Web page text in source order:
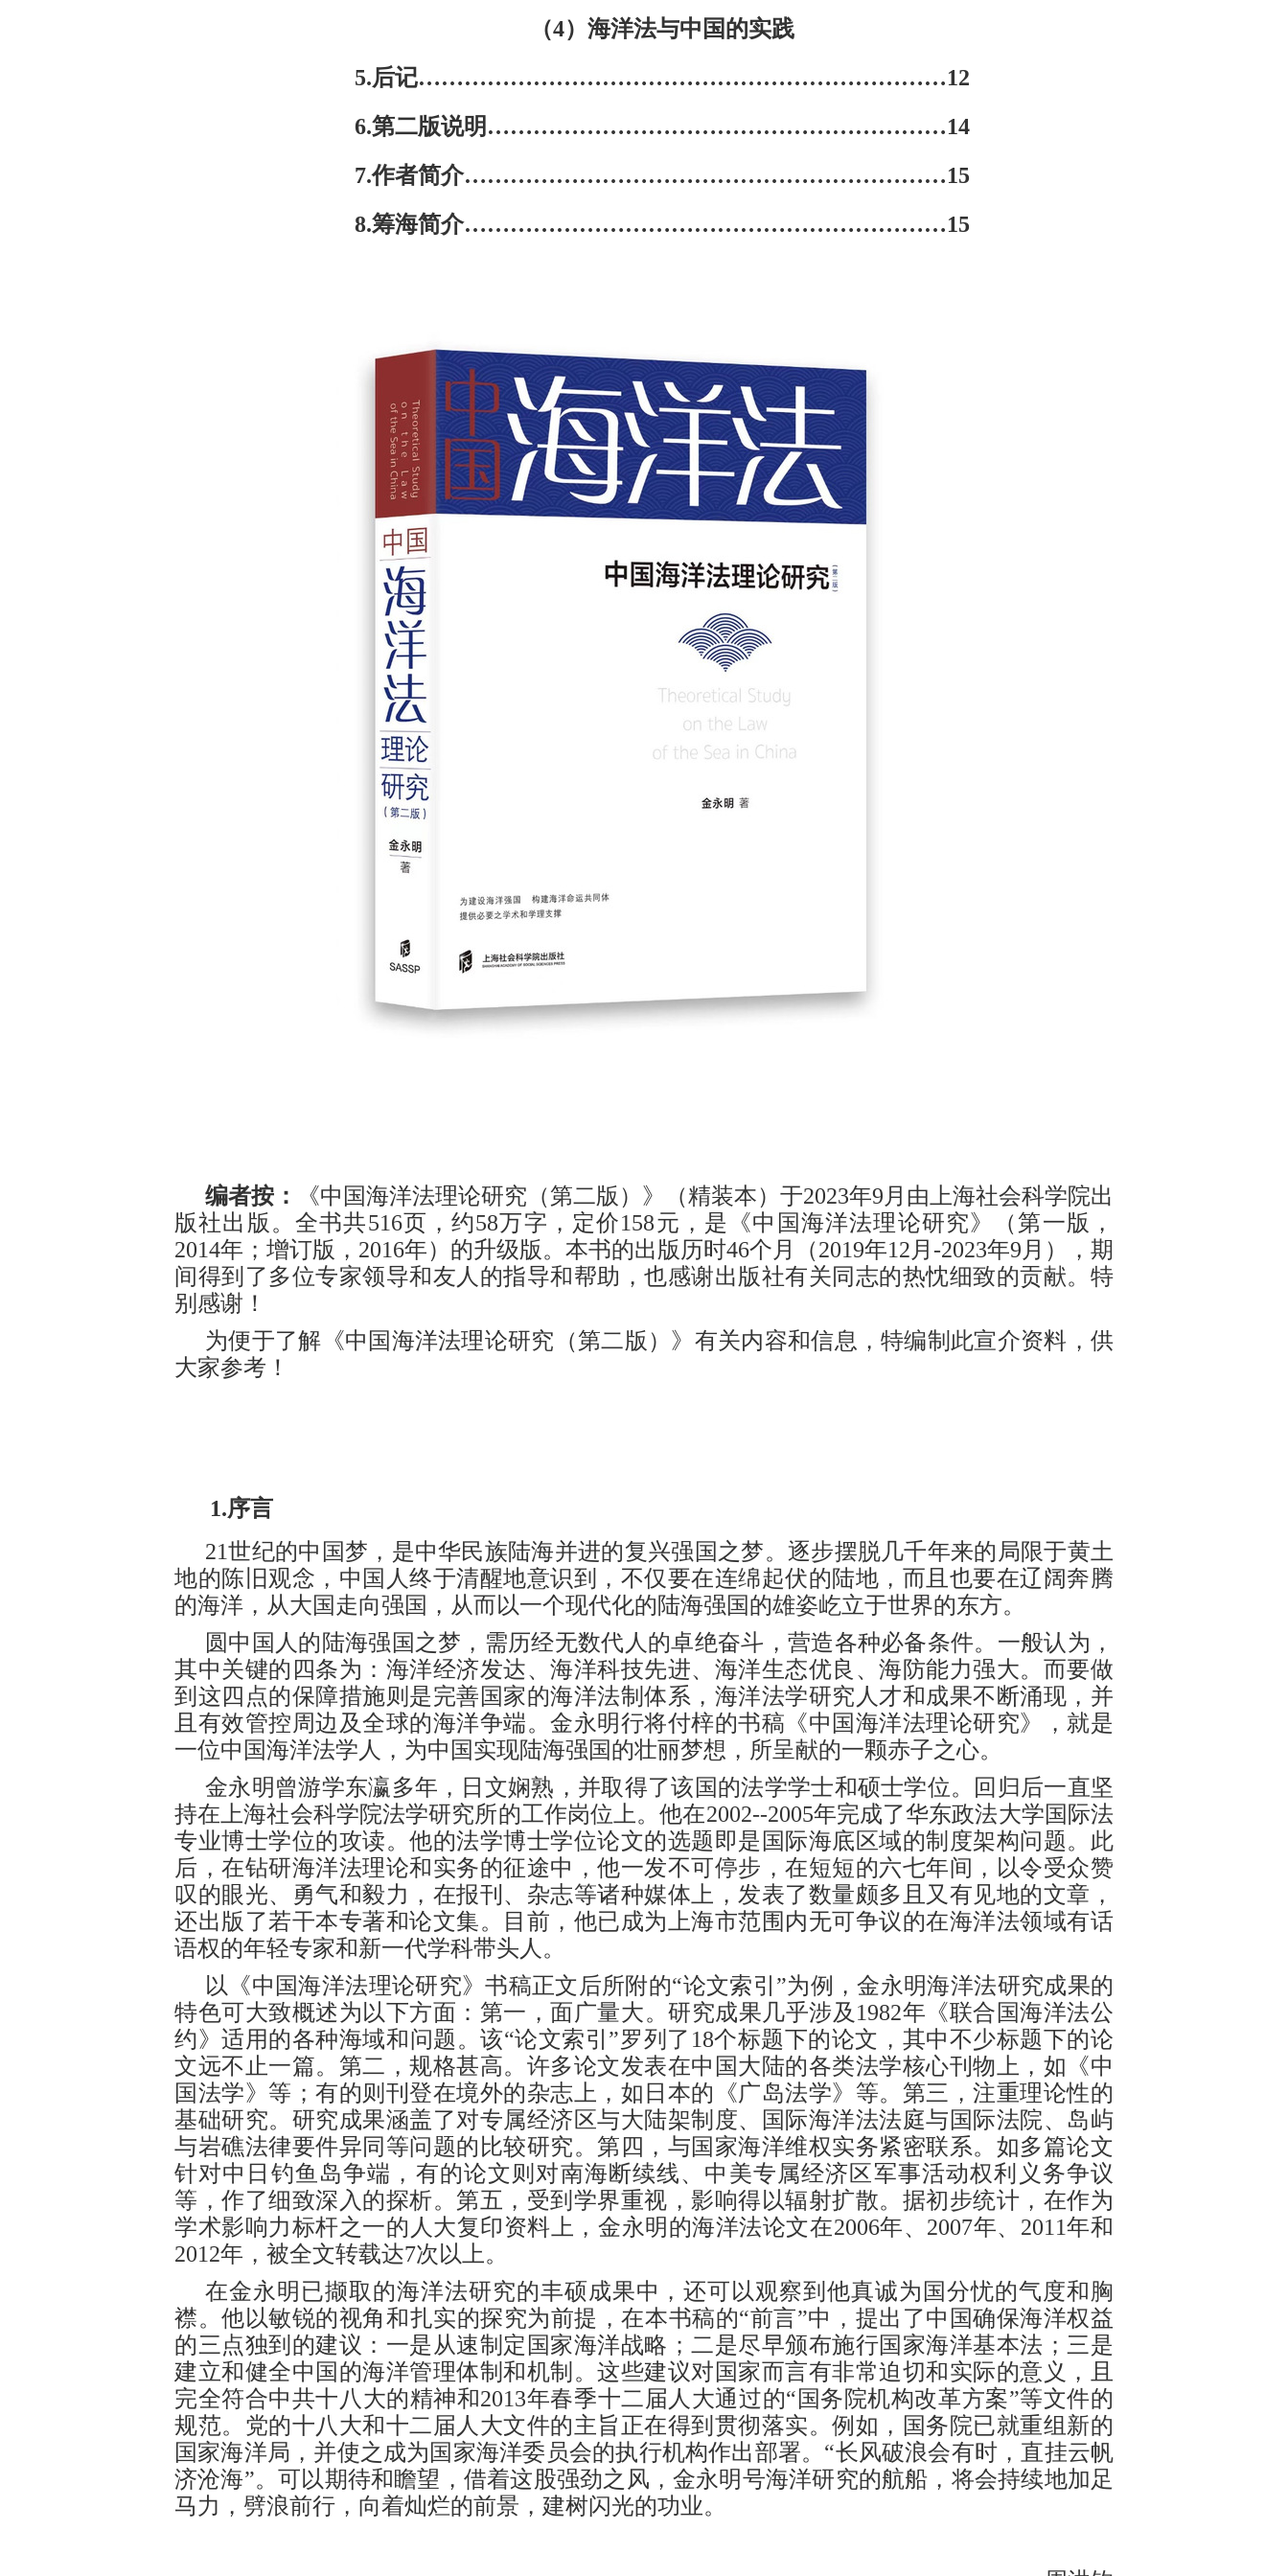
（4）海洋法与中国的实践
5.后记……………………………………………………………12
6.第二版说明 ……………………………………………………14
7.作者简介………………………………………………………15
8.筹海简介………………………………………………………15
编者按： 《中国海洋法理论研究（第二版）》（精装本）于2023年9月由上海社会科学院出
版社出版。全书共516页，约58万字，定价158元，是《中国海洋法理论研究》
（第一版，
2014年；增订版， 2016年）的升级版。本书的出版历时46个月（2019年12月 -2023年9月），期
间得到了多位专家领导和友人的指导和帮助，也感谢出版社有关同志的热忱细致的贡献。特
别感谢！
为便于了解《中国海洋法理论研究（第二版）》有关内容和信息，特编制此宣介资料，供
大家参考！
1.序言
21世纪的中国梦，是中华民族陆海并进的复兴强国之梦。逐步摆脱几千年来的局限于黄土
地的陈旧观念，中国人终于清醒地意识到，不仅要在连绵起伏的陆地，而且也要在辽阔奔腾
的海洋，从大国走向强国，从而以一个现代化的陆海强国的雄姿屹立于世界的东方。
圆中国人的陆海强国之梦，需历经无数代人的卓绝奋斗，营造各种必备条件。一般认为，
其中关键的四条为：海洋经济发达、海洋科技先进、海洋生态优良、海防能力强大。而要做
到这四点的保障措施则是完善国家的海洋法制体系，海洋法学研究人才和成果不断涌现，并
且有效管控周边及全球的海洋争端。金永明行将付梓的书稿《中国海洋法理论研究》，就是
一位中国海洋法学人，为中国实现陆海强国的壮丽梦想，所呈献的一颗赤子之心。
金永明曾游学东瀛多年，日文娴熟，并取得了该国的法学学士和硕士学位。回归后一直坚
持在上海社会科学院法学研究所的工作岗位上。他在2002--2005年完成了华东政法大学国际法
专业博士学位的攻读。他的法学博士学位论文的选题即是国际海底区域的制度架构问题。此
后，在钻研海洋法理论和实务的征途中，他一发不可停步，在短短的六七年间，以令受众赞
叹的眼光、勇气和毅力，在报刊、杂志等诸种媒体上，发表了数量颇多且又有见地的文章，
还出版了若干本专著和论文集。目前，他已成为上海市范围内无可争议的在海洋法领域有话
语权的年轻专家和新一代学科带头人。
以《中国海洋法理论研究》书稿正文后所附的“论文索引”为例，金永明海洋法研究成果的
特色可大致概述为以下方面：第一，面广量大。研究成果几乎涉及1982年《联合国海洋法公
约》适用的各种海域和问题。该“论文索引”罗列了18个标题下的论文，其中不少标题下的论
文远不止一篇。第二，规格甚高。许多论文发表在中国大陆的各类法学核心刊物上，如《中
国法学》等；有的则刊登在境外的杂志上，如日本的《广岛法学》等。第三，注重理论性的
基础研究。研究成果涵盖了对专属经济区与大陆架制度、国际海洋法法庭与国际法院、岛屿
与岩礁法律要件异同等问题的比较研究。第四，与国家海洋维权实务紧密联系。如多篇论文
针对中日钓鱼岛争端，有的论文则对南海断续线、中美专属经济区军事活动权利义务争议
等，作了细致深入的探析。第五，受到学界重视，影响得以辐射扩散。据初步统计，在作为
学术影响力标杆之一的人大复印资料上，金永明的海洋法论文在2006年、2007年、2011年和
2012年，被全文转载达7次以上。
在金永明已撷取的海洋法研究的丰硕成果中，还可以观察到他真诚为国分忧的气度和胸
襟。他以敏锐的视角和扎实的探究为前提，在本书稿的“前言”中，提出了中国确保海洋权益
的三点独到的建议：一是从速制定国家海洋战略；二是尽早颁布施行国家海洋基本法；三是
建立和健全中国的海洋管理体制和机制。这些建议对国家而言有非常迫切和实际的意义，且
完全符合中共十八大的精神和2013年春季十二届人大通过的“国务院机构改革方案”等文件的
规范。党的十八大和十二届人大文件的主旨正在得到贯彻落实。例如，国务院已就重组新的
国家海洋局，并使之成为国家海洋委员会的执行机构作出部署。“长风破浪会有时，直挂云帆
济沧海”。可以期待和瞻望，借着这股强劲之风，金永明号海洋研究的航船，将会持续地加足
马力，劈浪前行，向着灿烂的前景，建树闪光的功业。